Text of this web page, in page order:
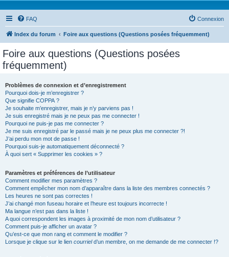
FAQ Connexion
Index du forum Foire aux questions (Questions posées fréquemment)
Foire aux questions (Questions posées
fréquemment)
Problèmes de connexion et d’enregistrement
Pourquoi dois-je m’enregistrer ?
Que signifie COPPA ?
Je souhaite m’enregistrer, mais je n’y parviens pas !
Je suis enregistré mais je ne peux pas me connecter !
Pourquoi ne puis-je pas me connecter ?
Je me suis enregistré par le passé mais je ne peux plus me connecter ?!
J’ai perdu mon mot de passe !
Pourquoi suis-je automatiquement déconnecté ?
À quoi sert « Supprimer les cookies » ?
Paramètres et préférences de l’utilisateur
Comment modifier mes paramètres ?
Comment empêcher mon nom d’apparaître dans la liste des membres connectés ?
Les heures ne sont pas correctes !
J’ai changé mon fuseau horaire et l’heure est toujours incorrecte !
Ma langue n’est pas dans la liste !
A quoi correspondent les images à proximité de mon nom d’utilisateur ?
Comment puis-je afficher un avatar ?
Qu’est-ce que mon rang et comment le modifier ?
Lorsque je clique sur le lien courrield’un membre, on me demande de me connecter !?